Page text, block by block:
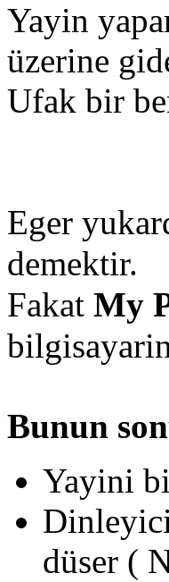
Yayin
üzerine
Ufak bir
Eger
demektir.
Fakat My
Bunun
Yayini
düser (